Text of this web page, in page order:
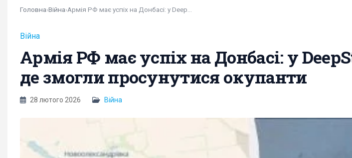
Головна›Війна›
Війна
Армія РФ має успіх на Донбасі: у
де змогли просунутися окупанти
28 лютого 2026 Війна